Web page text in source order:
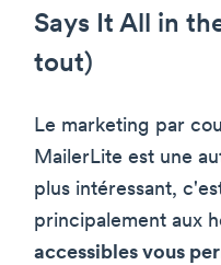
Says It All in
tout)
Le marketing par
MailerLite est une
plus intéressant,
principalement aux
accessibles vous